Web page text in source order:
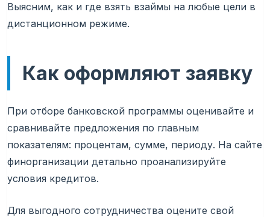
Выясним, как и где взять взаймы на любые цели в
дистанционном режиме.
Как оформляют заявку
При отборе банковской программы оценивайте и
сравнивайте предложения по главным
показателям: процентам, сумме, периоду. На сайте
финорганизации детально проанализируйте
условия кредитов.
Для выгодного сотрудничества оцените свой